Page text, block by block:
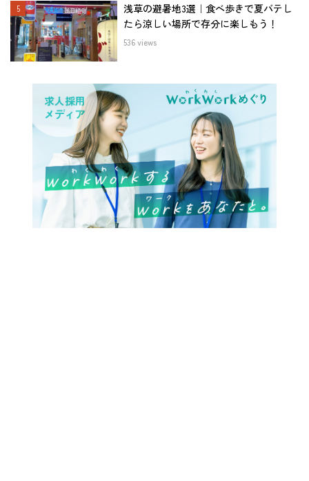
浅草の避暑地3選｜食べ歩きで夏バテし
たら涼しい場所で存分に楽しもう！
536 views